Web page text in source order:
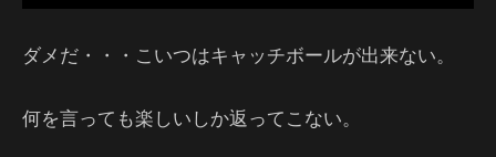
ダメだ・・・こいつはキャッチボールが出来ない。
何を言っても楽しいしか返ってこない。